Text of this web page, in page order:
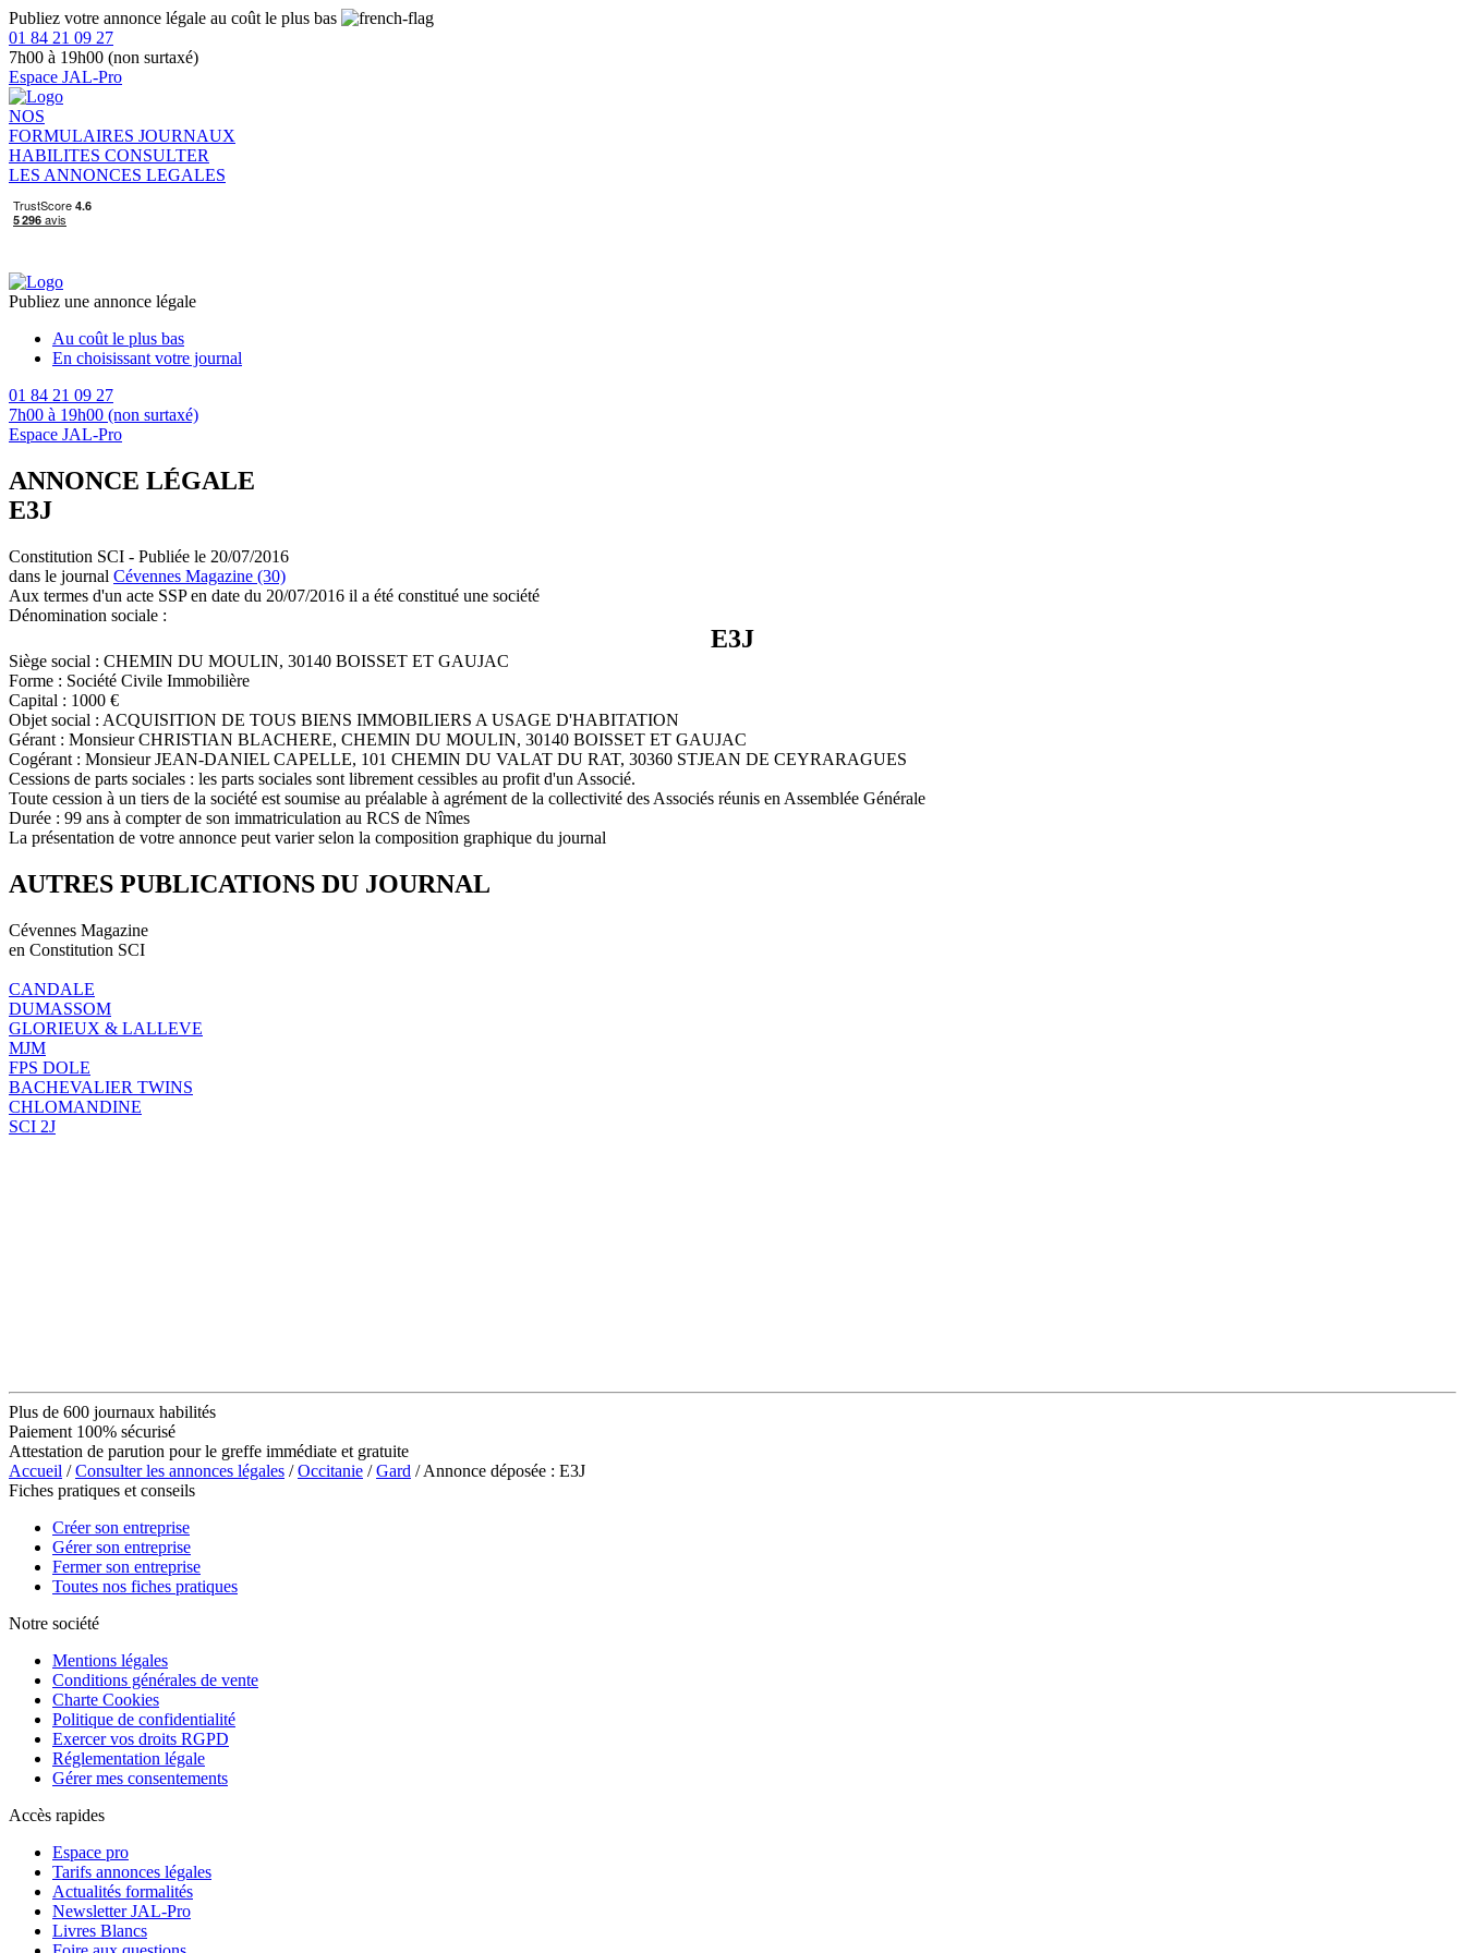
Publiez votre annonce légale au coût le plus bas
01 84 21 09 27
7h00 à 19h00 (non surtaxé)
Espace JAL-Pro
NOS
FORMULAIRES JOURNAUX
HABILITES CONSULTER
LES ANNONCES LEGALES
Publiez une annonce légale
Au coût le plus bas
En choisissant votre journal
01 84 21 09 27
7h00 à 19h00 (non surtaxé)
Espace JAL-Pro
ANNONCE LÉGALE
E3J
Constitution SCI - Publiée le 20/07/2016
dans le journal Cévennes Magazine (30)
Aux termes d'un acte SSP en date du 20/07/2016 il a été constitué une société
Dénomination sociale :
E3J
Siège social : CHEMIN DU MOULIN, 30140 BOISSET ET GAUJAC
Forme : Société Civile Immobilière
Capital : 1000 €
Objet social : ACQUISITION DE TOUS BIENS IMMOBILIERS A USAGE D'HABITATION
Gérant : Monsieur CHRISTIAN BLACHERE, CHEMIN DU MOULIN, 30140 BOISSET ET GAUJAC
Cogérant : Monsieur JEAN-DANIEL CAPELLE, 101 CHEMIN DU VALAT DU RAT, 30360 STJEAN DE CEYRARAGUES
Cessions de parts sociales : les parts sociales sont librement cessibles au profit d'un Associé.
Toute cession à un tiers de la société est soumise au préalable à agrément de la collectivité des Associés réunis en Assemblée Générale
Durée : 99 ans à compter de son immatriculation au RCS de Nîmes
La présentation de votre annonce peut varier selon la composition graphique du journal
AUTRES PUBLICATIONS DU JOURNAL
Cévennes Magazine
en Constitution SCI
CANDALE
DUMASSOM
GLORIEUX & LALLEVE
MJM
FPS DOLE
BACHEVALIER TWINS
CHLOMANDINE
SCI 2J
Plus de 600 journaux habilités
Paiement 100% sécurisé
Attestation de parution pour le greffe immédiate et gratuite
Accueil /Consulter les annonces légales /Occitanie /Gard / Annonce déposée : E3J
Fiches pratiques et conseils
Créer son entreprise
Gérer son entreprise
Fermer son entreprise
Toutes nos fiches pratiques
Notre société
Mentions légales
Conditions générales de vente
Charte Cookies
Politique de confidentialité
Exercer vos droits RGPD
Réglementation légale
Gérer mes consentements
Accès rapides
Espace pro
Tarifs annonces légales
Actualités formalités
Newsletter JAL-Pro
Livres Blancs